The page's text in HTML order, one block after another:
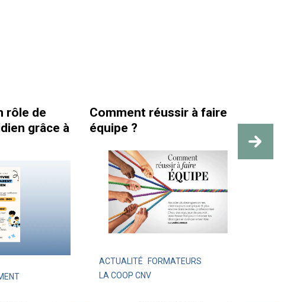
de
grâce à
Comment réussir à faire
équipe ?
ACTUALITÉ
FORMATEURS
LA COOP CNV
travail
des